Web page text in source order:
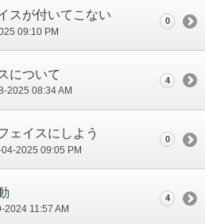
スが付いてこない
09:10 PM
0
について
2025 08:34 AM
4
ェイスにしよう
04-2025 09:05 PM
0
2024 11:57 AM
4